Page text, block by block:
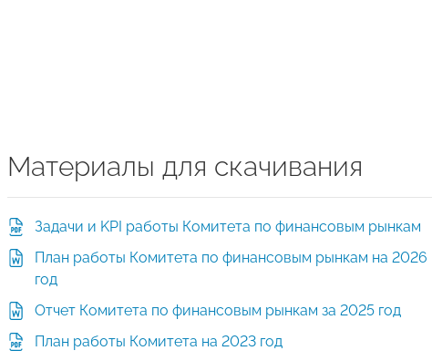
Материалы для скачивания
Задачи и KPI работы Комитета по финансовым рынкам
План работы Комитета по финансовым рынкам на 2026
год
Отчет Комитета по финансовым рынкам за 2025 год
План работы Комитета на 2023 год